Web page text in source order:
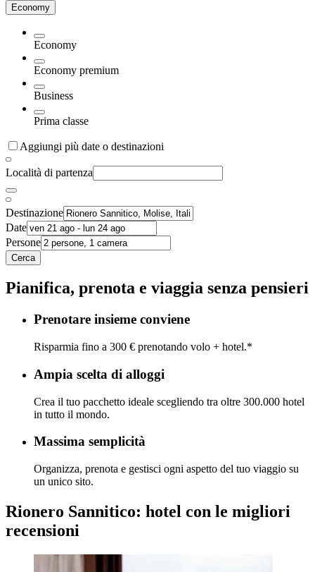
Economy
Economy
Economy premium
Business
Prima classe
Aggiungi più date o destinazioni
Località di partenza
Destinazione
Date
Persone
Cerca
Pianifica, prenota e viaggia senza pensieri
Prenotare insieme conviene
Risparmia fino a 300 € prenotando volo + hotel.*
Ampia scelta di alloggi
Crea il tuo pacchetto ideale scegliendo tra oltre 300.000 hotel
in tutto il mondo.
Massima semplicità
Organizza, prenota e gestisci ogni aspetto del tuo viaggio su
un unico sito.
Rionero Sannitico: hotel con le migliori
recensioni